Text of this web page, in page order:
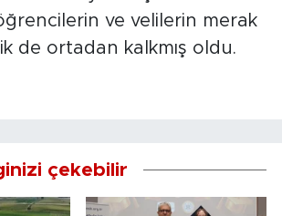
ve velilerin merak
de ortadan kalkmış oldu.
çekebilir